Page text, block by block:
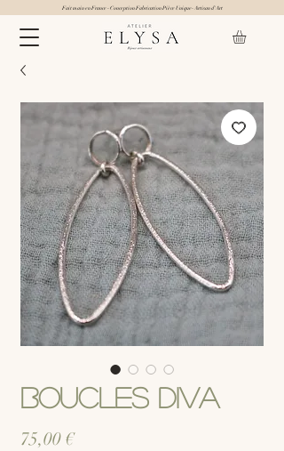
Fait main en France - Conception Fabrication Pièce Unique- Artisan d'Art
Boucles Diva
75,00 €Prix